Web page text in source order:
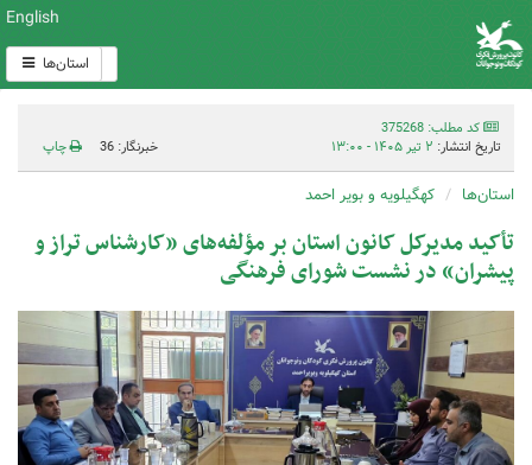
English
استان‌ها
کد مطلب: 375268
تاریخ انتشار: ۲ تیر ۱۴۰۵ - ۱۳:۰۰ خبرنگار: 36 چاپ
استان‌ها کهگیلویه و بویر احمد
تأکید مدیرکل کانون استان بر مؤلفه‌های «کارشناس تراز و
پیشران» در نشست شورای فرهنگی